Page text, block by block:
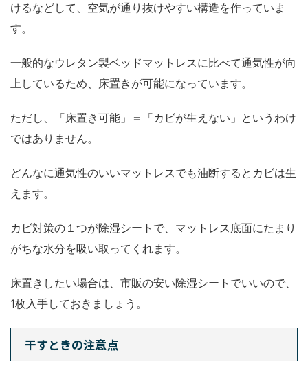
けるなどして、空気が通り抜けやすい構造を作っていま
す。
一般的なウレタン製ベッドマットレスに比べて通気性が向
上しているため、床置きが可能になっています。
ただし、「床置き可能」＝「カビが生えない」というわけ
ではありません。
どんなに通気性のいいマットレスでも油断するとカビは生
えます。
カビ対策の１つが除湿シートで、マットレス底面にたまり
がちな水分を吸い取ってくれます。
床置きしたい場合は、市販の安い除湿シートでいいので、
1枚入手しておきましょう。
干すときの注意点